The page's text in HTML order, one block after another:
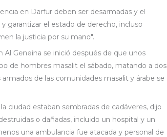
en Darfur deben ser desarmadas y el
garantizar el estado de derecho, incluso
la justicia por su mano".
Geneina se inició después de que unos
de hombres masalit el sábado, matando a dos
de las comunidades masalit y árabe se
ciudad estaban sembradas de cadáveres, dijo
o dañadas, incluido un hospital y un
una ambulancia fue atacada y personal de